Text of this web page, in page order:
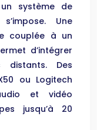
système de
Une
couplée à un
d’intégrer
distants. Des
ou Logitech
et vidéo
jusqu’à 20